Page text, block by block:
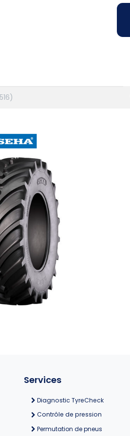
Services
Diagnostic TyreCheck
Contrôle de pression
Permutation de pneus